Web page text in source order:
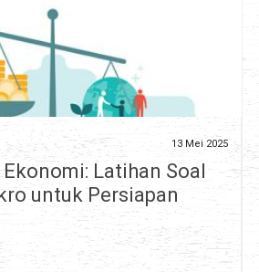
13 Mei 2025
Latihan Soal
untuk Persiapan